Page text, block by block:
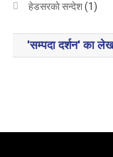
हेडसरकाे सन्देश(1)
'सम्पदा दर्शन' का